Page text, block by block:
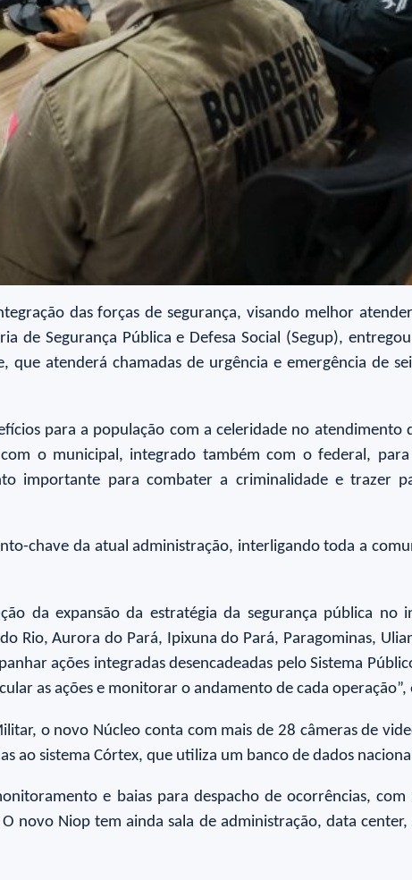
das forças de segurança, visando melhor
de Segurança Pública e Defesa Social (Segup),
atenderá chamadas de urgência e emergência de
para a população com a celeridade no atendimento
o municipal, integrado também com o federal,
importante para combater a criminalidade e trazer
chave da atual administração, interligando toda a
da expansão da estratégia da segurança pública no
Rio, Aurora do Pará, Ipixuna do Pará, Paragominas,
ações integradas desencadeadas pelo Sistema
as ações e monitorar o andamento de cada
o novo Núcleo conta com mais de 28 câmeras de
ao sistema Córtex, que utiliza um banco de dados
e baias para despacho de ocorrências, com
novo Niop tem ainda sala de administração, data